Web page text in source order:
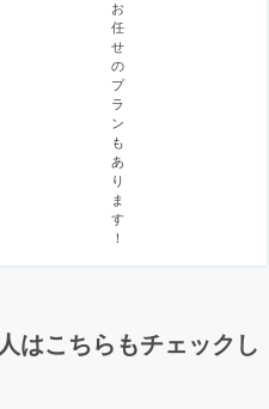
お
任
せ
の
プ
ラ
ン
も
あ
り
ま
す
！
はこちらもチェックし